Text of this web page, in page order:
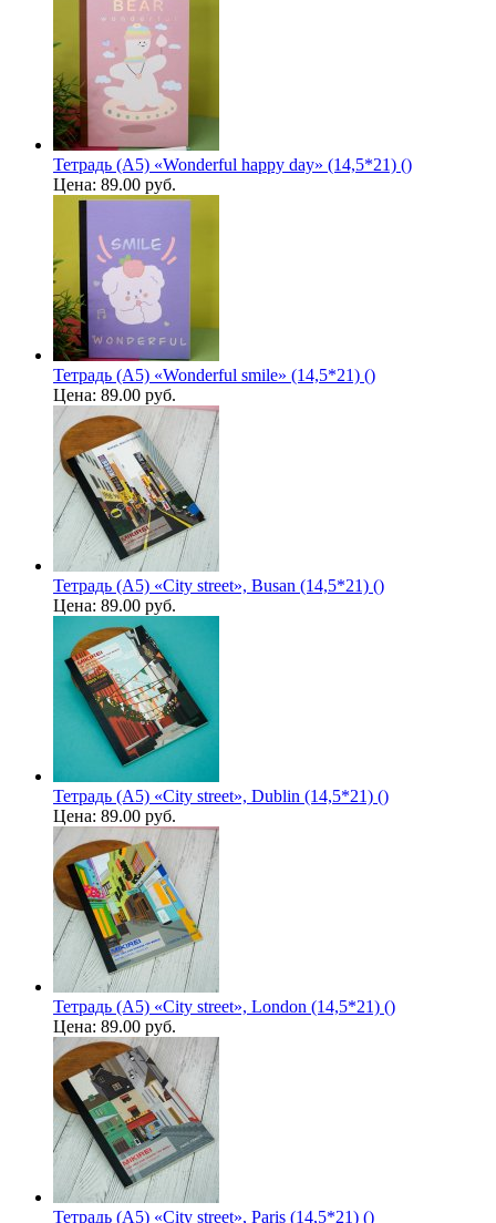
Тетрадь (A5) «Wonderful happy day» (14,5*21) ()
Цена: 89.00 руб.
Тетрадь (A5) «Wonderful smile» (14,5*21) ()
Цена: 89.00 руб.
Тетрадь (A5) «City street», Busan (14,5*21) ()
Цена: 89.00 руб.
Тетрадь (A5) «City street», Dublin (14,5*21) ()
Цена: 89.00 руб.
Тетрадь (A5) «City street», London (14,5*21) ()
Цена: 89.00 руб.
Тетрадь (A5) «City street», Paris (14,5*21) ()